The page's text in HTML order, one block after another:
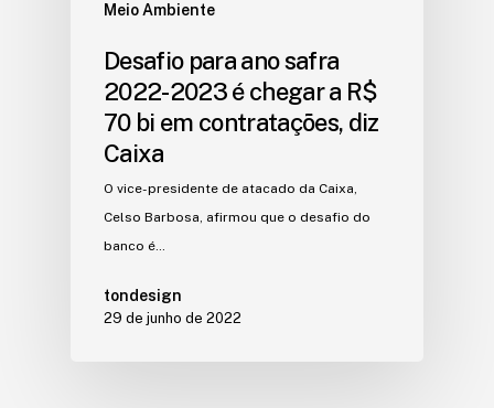
Meio Ambiente
Desafio para ano safra
2022-2023 é chegar a R$
70 bi em contratações, diz
Caixa
O vice-presidente de atacado da Caixa,
Celso Barbosa, afirmou que o desafio do
banco é…
tondesign
29 de junho de 2022